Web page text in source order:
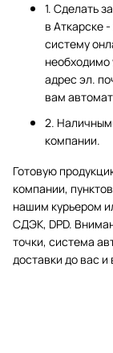
1. Сделать
в Аткарске
систему
необходимо
адрес эл.
вам
2.
компании.
Готовую
компании,
нашим курьером
СДЭК, DPD.
точки, система
доставки до вас и